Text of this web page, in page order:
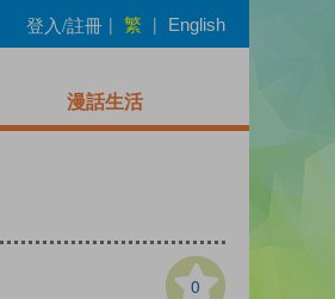
登入/註冊 | 繁 | English
漫話生活
0